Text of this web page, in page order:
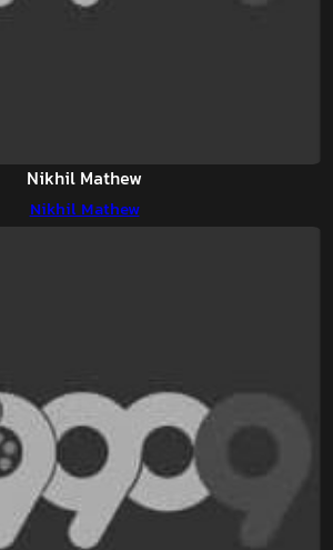
Nikhil Mathew
Nikhil Mathew